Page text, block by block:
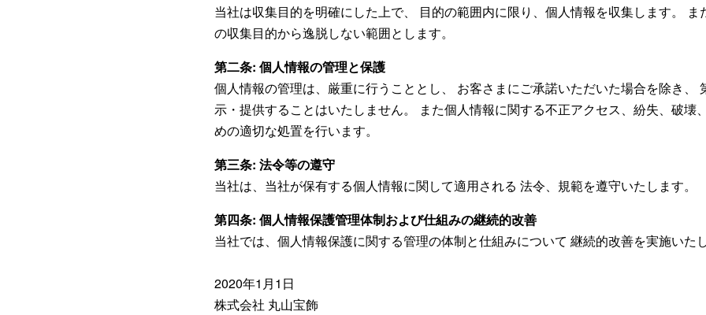
当社は収集目的を明確にした上で、 目的の範囲内に限り、個人情報を収集します。
の収集目的から逸脱しない範囲とします。
第二条: 個人情報の管理と保護
個人情報の管理は、厳重に行うこととし、 お客さまにご承諾いただいた場合を除き、
示・提供することはいたしません。 また個人情報に関する不正アクセス、紛失、破壊
めの適切な処置を行います。
第三条: 法令等の遵守
当社は、当社が保有する個人情報に関して適用される 法令、規範を遵守いたします。
第四条: 個人情報保護管理体制および仕組みの継続的改善
当社では、個人情報保護に関する管理の体制と仕組みについて 継続的改善を実施いた
2020年1月1日
株式会社 丸山宝飾